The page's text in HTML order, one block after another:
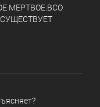
МЕРТВОЕ.ВСО